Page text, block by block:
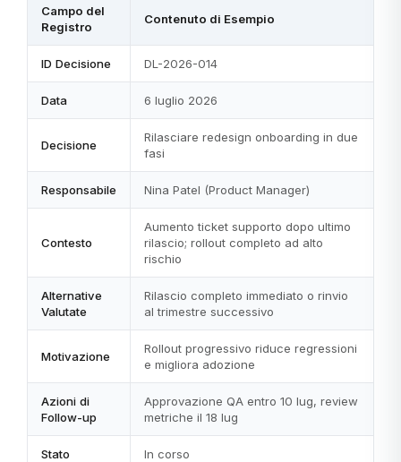
Campo del
Registro
Contenuto di Esempio
ID Decisione DL-2026-014
Data 6 luglio 2026
Decisione
Rilasciare redesign onboarding in due
fasi
Responsabile Nina Patel (Product Manager)
Contesto
Aumento ticket supporto dopo ultimo
rilascio; rollout completo ad alto
rischio
Alternative
Valutate
Rilascio completo immediato o rinvio
al trimestre successivo
Motivazione
Rollout progressivo riduce regressioni
e migliora adozione
Azioni di
Follow-up
Approvazione QA entro 10 lug, review
metriche il 18 lug
Stato In corso